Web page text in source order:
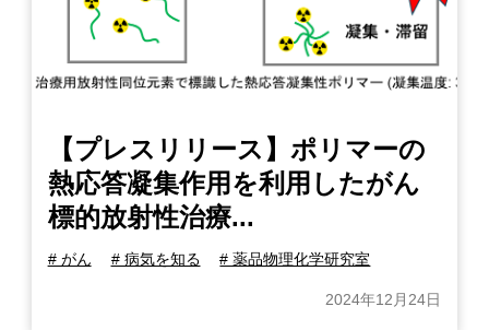
【プレスリリース】ポリマーの
熱応答凝集作用を利用したがん
標的放射性治療...
# がん # 病気を知る # 薬品物理化学研究室
2024年12月24日